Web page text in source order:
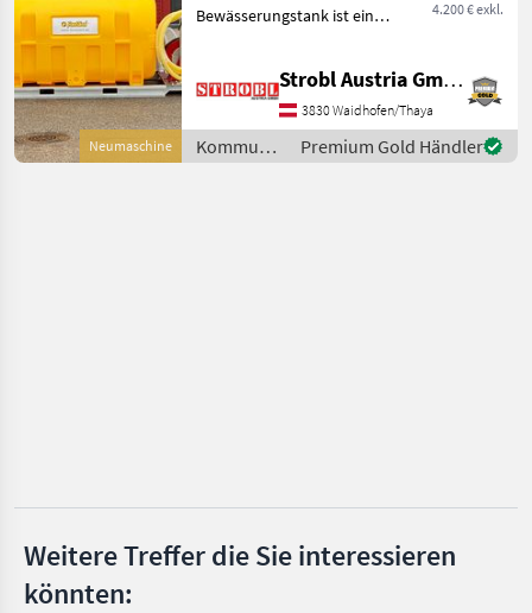
Kommunaltechnik
Kommunalgeraete
Bewaesserungsmaschinen
Sonstige
anzeigen
Neumaschine
4.200 € exkl.
Bewässerungstank ist eine
Wassertransport und
Brandbekämpfung. Mit
Schlauchtrommel und
Pumpsystem au
Strobl Austria GmbH
3830 Waidhofen/Thaya
Kommunalgeräte
/ Sonstige
Premium Gold Händler
Weitere Treffer die Sie interessieren
könnten: